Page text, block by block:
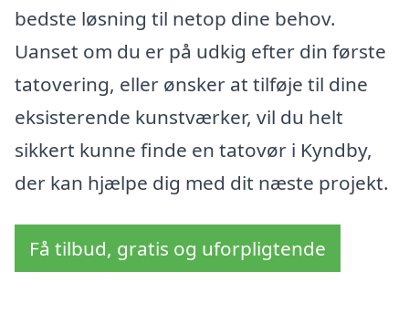
bedste løsning til netop dine behov.
Uanset om du er på udkig efter din første
tatovering, eller ønsker at tilføje til dine
eksisterende kunstværker, vil du helt
sikkert kunne finde en tatovør i Kyndby,
der kan hjælpe dig med dit næste projekt.
Få tilbud, gratis og uforpligtende